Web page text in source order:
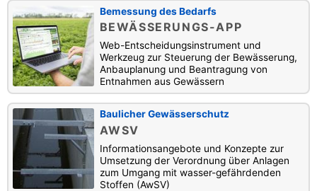
Bemessung des Bedarfs
BEWÄSSERUNGS-APP
Web-Entscheidungsinstrument und
Werkzeug zur Steuerung der Bewässerung,
Anbauplanung und Beantragung von
Entnahmen aus Gewässern
Baulicher Gewässerschutz
AWSV
Informationsangebote und Konzepte zur
Umsetzung der Verordnung über Anlagen
zum Umgang mit wasser-gefährdenden
Stoffen (AwSV)